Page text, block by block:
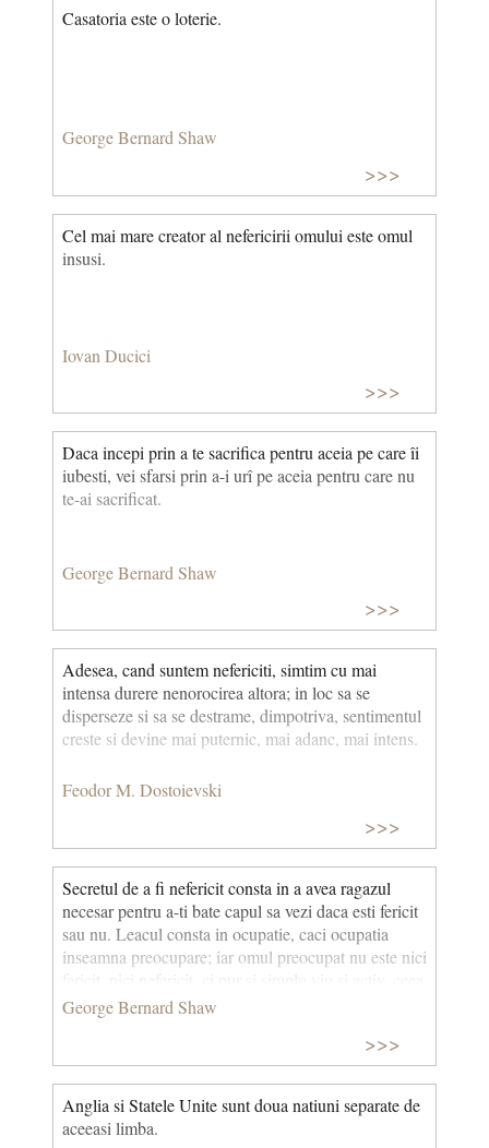
Casatoria este o loterie.
George Bernard Shaw
>>>
Cel mai mare creator al nefericirii omului este omul
insusi.
Iovan Ducici
>>>
Daca incepi prin a te sacrifica pentru aceia pe care îi
iubesti, vei sfarsi prin a-i urî pe aceia pentru care nu
te-ai sacrificat.
George Bernard Shaw
>>>
Adesea, cand suntem nefericiti, simtim cu mai
intensa durere nenorocirea altora; in loc sa se
disperseze si sa se destrame, dimpotriva, sentimentul
creste si devine mai puternic, mai adanc, mai intens.
Feodor M. Dostoievski
>>>
Secretul de a fi nefericit consta in a avea ragazul
necesar pentru a-ti bate capul sa vezi daca esti fericit
sau nu. Leacul consta in ocupatie, caci ocupatia
inseamna preocupare; iar omul preocupat nu este nici
ce este mai placut decat orice fericire pana ce te-ai
saturat de ea.
George Bernard Shaw
>>>
Anglia si Statele Unite sunt doua natiuni separate de
aceeasi limba.